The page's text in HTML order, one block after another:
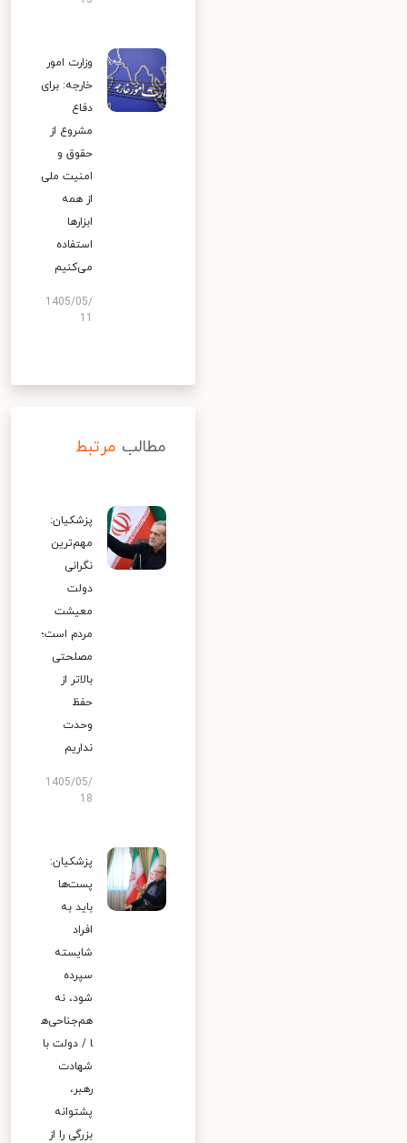
وزارت امور
خارجه: برای
دفاع
مشروع از
حقوق و
امنیت ملی
از همه
ابزارها
استفاده
می‌کنیم
1405/05/
مطالب مرتبط
پزشکیان:
مهم‌ترین
نگرانی
دولت
معیشت
مردم است؛
مصلحتی
بالاتر از
حفظ
وحدت
نداریم
1405/05/
18
پزشکیان:
پست‌ها
باید به
افراد
شایسته
سپرده
شود، نه
هم‌جناحی‌ه
ا / دولت با
شهادت
رهبر،
پشتوانه
بزرگی را از